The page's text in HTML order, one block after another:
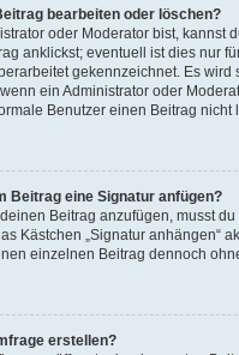
bearbeiten oder löschen?
oder Moderator bist, kannst
anklickst; eventuell ist dies nur
gekennzeichnet. Es
ein Administrator oder
Benutzer einen Beitrag
Beitrag eine Signatur anfügen?
Beitrag anzufügen, musst
Kästchen „Signatur anhängen“
einzelnen Beitrag dennoch
erstellen?